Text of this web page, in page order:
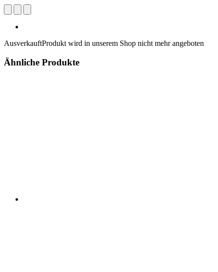
AusverkauftProdukt wird in unserem Shop nicht mehr angeboten
Ähnliche Produkte